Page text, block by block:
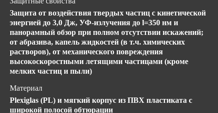
Защита от воздействия твердых частиц с кинетической
энергией до 3,0 Дж, УФ-излучения до l=350 нм и
панорамный обзор при полном отсутствии искажений;
от абразива, капель жидкостей (в т.ч. химических
растворов), от механического повреждения
высокоскоростными летящими частицами (кроме
мелких частиц и пыли)
Материал
Plexiglas (PL) и мягкий корпус из ПВХ пластиката с
широкой полосой обтюрации